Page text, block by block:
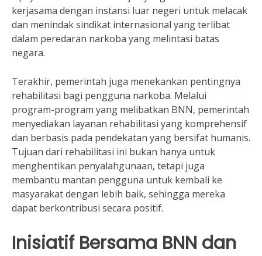
kerjasama dengan instansi luar negeri untuk melacak
dan menindak sindikat internasional yang terlibat
dalam peredaran narkoba yang melintasi batas
negara.
Terakhir, pemerintah juga menekankan pentingnya
rehabilitasi bagi pengguna narkoba. Melalui
program-program yang melibatkan BNN, pemerintah
menyediakan layanan rehabilitasi yang komprehensif
dan berbasis pada pendekatan yang bersifat humanis.
Tujuan dari rehabilitasi ini bukan hanya untuk
menghentikan penyalahgunaan, tetapi juga
membantu mantan pengguna untuk kembali ke
masyarakat dengan lebih baik, sehingga mereka
dapat berkontribusi secara positif.
Inisiatif Bersama BNN dan